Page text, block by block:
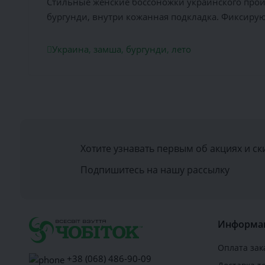
бургунди, внутри кожанная подкладка.
Украина, замша, бургунди, лето
Хотите узнавать первым об акциях и
Подпишитесь на нашу рассылку
+38 (068) 486-90-09
Оплата